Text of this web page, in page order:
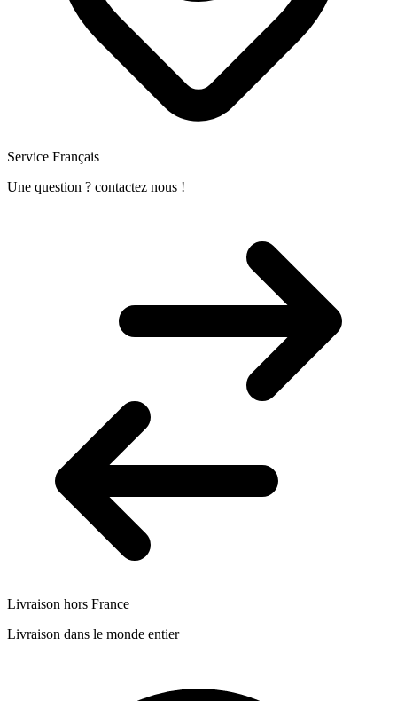
Service Français
Une question ? contactez nous !
Livraison hors France
Livraison dans le monde entier